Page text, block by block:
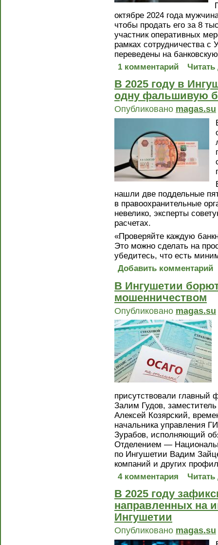
октябре 2024 года
чтобы продать его за 8
участник оперативных
рамках сотрудничества
переведены на
1 комментарий
Читать
В 2025 году в
одну фальшивую
Опубликовано magas.su
нашли две поддельные
в правоохранительные
невелико, эксперты
расчетах.
«Проверяйте каждую
Это можно сделать на
убедитесь, что есть
Добавить комментарий
В Ингушетии
мошенничеством
Опубликовано magas.su
присутствовали главный
Залим Гудов,
Алексей Козярский,
начальника управления
Зурабов, исполняющий
Отделением —
по Ингушетии Вадим
компаний и других
4 комментария
Читать
В 2025 году
направленных на
Ингушетии
Опубликовано magas.su